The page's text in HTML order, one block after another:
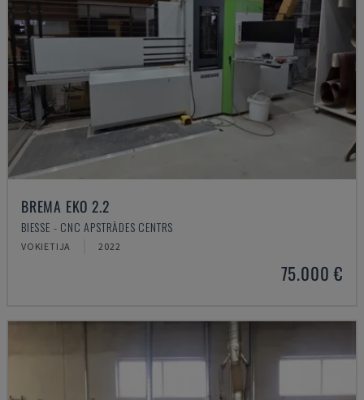
BREMA EKO 2.2
BIESSE - CNC APSTRĀDES CENTRS
VOKIETIJA 2022
75.000 €